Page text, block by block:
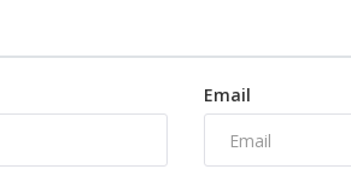
Email